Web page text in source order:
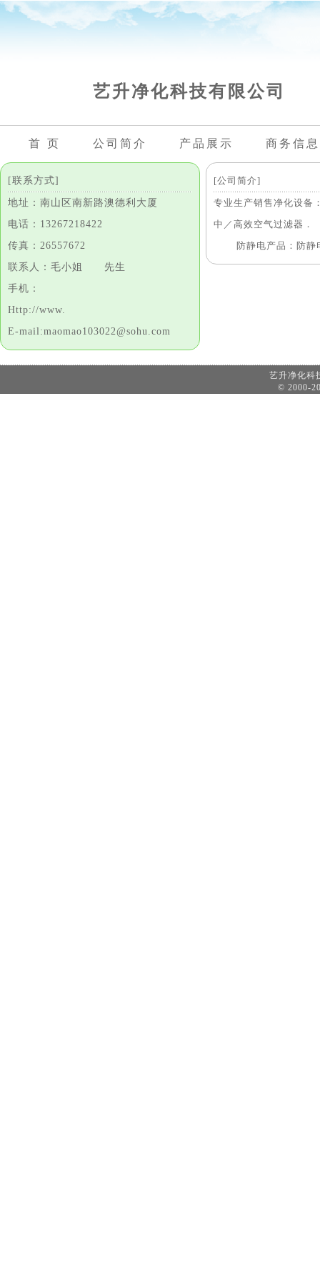
艺升净化科技有限公司
首 页 公司简介 产品展示 商务信息
[联系方式]
地址：南山区南新路澳德利大厦
电话：13267218422
传真：26557672
联系人：毛小姐 先生
手机：
Http://www.
E-mail:maomao103022@sohu.com
[公司简介]
专业生产销售净化设备
中／高效空气过滤器．
防静电产品：防静电
艺升净化
© 2000-